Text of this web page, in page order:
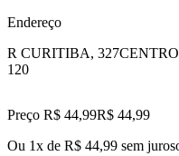
Endereço
R CURITIBA, 327
120
Preço R$ 44,99R$ 44,99
Ou 1x de R$ 44,99 sem juros